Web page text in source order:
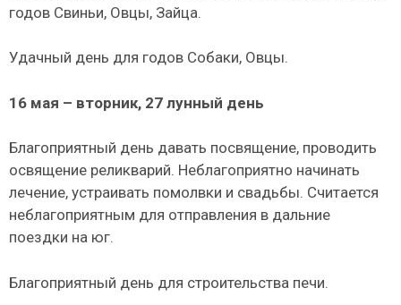
годов Свиньи, Овцы, Зайца.
Удачный день для годов Собаки, Овцы.
16 мая – вторник, 27 лунный день
Благоприятный день давать посвящение, проводить
освящение реликварий. Неблагоприятно начинать
лечение, устраивать помолвки и свадьбы. Считается
неблагоприятным для отправления в дальние
поездки на юг.
Благоприятный день для строительства печи.